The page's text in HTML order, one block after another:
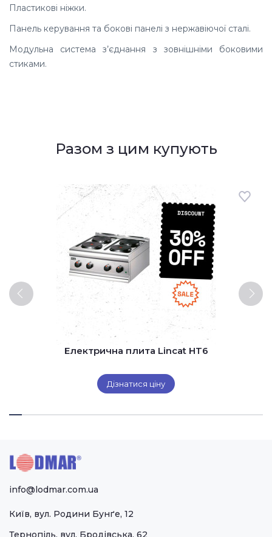
Пластикові ніжки.
Панель керування та бокові панелі з нержавіючої сталі.
Модульна система з’єднання з зовнішніми боковими
стиками.
Разом з цим купують
Електрична плита Lincat HT6
Дізнатися ціну
info@lodmar.com.ua
Київ, вул. Родини Бунґе, 12
Тернопіль, вул. Бродівська, 62